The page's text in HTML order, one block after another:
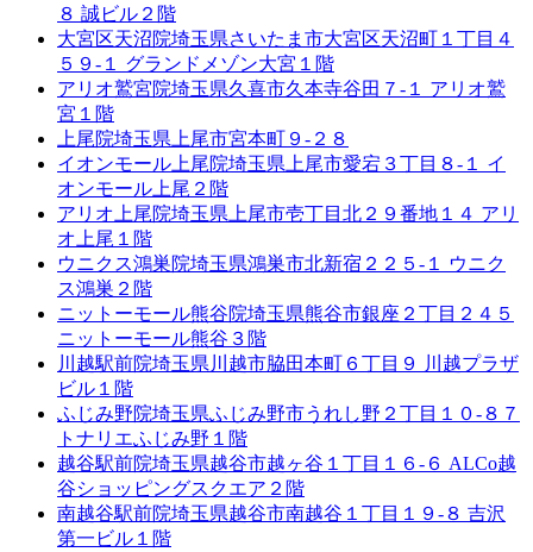
８ 誠ビル２階
大宮区天沼院埼玉県さいたま市大宮区天沼町１丁目４
５９-１ グランドメゾン大宮１階
アリオ鷲宮院埼玉県久喜市久本寺谷田７-１ アリオ鷲
宮１階
上尾院埼玉県上尾市宮本町９-２８
イオンモール上尾院埼玉県上尾市愛宕３丁目８-１ イ
オンモール上尾２階
アリオ上尾院埼玉県上尾市壱丁目北２９番地１４ アリ
オ上尾１階
ウニクス鴻巣院埼玉県鴻巣市北新宿２２５-１ ウニク
ス鴻巣２階
ニットーモール熊谷院埼玉県熊谷市銀座２丁目２４５
ニットーモール熊谷３階
川越駅前院埼玉県川越市脇田本町６丁目９ 川越プラザ
ビル１階
ふじみ野院埼玉県ふじみ野市うれし野２丁目１０-８７
トナリエふじみ野１階
越谷駅前院埼玉県越谷市越ヶ谷１丁目１６-６ ALCo越
谷ショッピングスクエア２階
南越谷駅前院埼玉県越谷市南越谷１丁目１９-８ 吉沢
第一ビル１階